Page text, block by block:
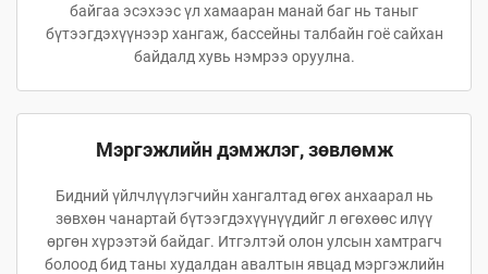
байгаа эсэхээс үл хамааран манай баг нь таныг
бүтээгдэхүүнээр хангаж, бассейны талбайн гоё сайхан
байдалд хувь нэмрээ оруулна.
Мэргэжлийн дэмжлэг, зөвлөмж
Бидний үйлчлүүлэгчийн хангалтад өгөх анхаарал нь
зөвхөн чанартай бүтээгдэхүүнүүдийг л өгөхөөс илүү
өргөн хүрээтэй байдаг. Итгэлтэй олон улсын хамтрагч
болоод бид таны худалдан авалтын явцад мэргэжлийн